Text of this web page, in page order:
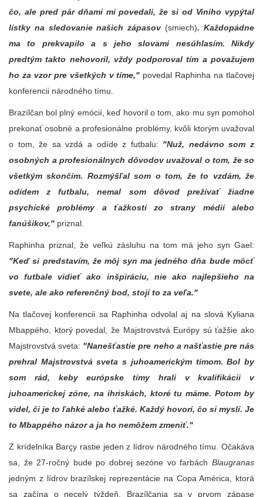
čo, ale pred pár dňami mi povedali, že si od Viniho vypýtal
lístky na sledovanie našich zápasov(smiech). Každopádne
ma to prekvapilo a s jeho slovami nesúhlasím. Nikdy
predtým takto nehovoril, vždy podporoval tím a považujem
ho za vzor pre všetkých v tíme," povedal Raphinha na tlačovej
konferencii národného tímu.
Brazílčan bol plný emócií, keď hovoril o tom, ako mu syn pomohol
prekonať osobné a profesionálne problémy, kvôli ktorým uvažoval
o tom, že sa vzdá a odíde z futbalu: "Nuž, nedávno som z
osobných a profesionálnych dôvodov uvažoval o tom, že so
všetkým skončím. Rozmýšľal som o tom, že to vzdám, že
odídem z futbalu, nemal som dôvod prežívať žiadne
psychické problémy a ťažkosti zo strany médií alebo
fanúšikov," priznal.
Raphinha priznal, že veľkú zásluhu na tom má jeho syn Gael:
"Keď si predstavím, že môj syn ma jedného dňa bude môcť
vo futbale vidieť ako inšpiráciu, nie ako najlepšieho na
svete, ale ako referenčný bod, stojí to za veľa."
Na tlačovej konferencii sa Raphinha odvolal aj na slová Kyliana
Mbappého, ktorý povedal, že Majstrovstvá Európy sú ťažšie ako
Majstrovstvá sveta: "Nanešťastie pre neho a našťastie pre nás
prehral Majstrovstvá sveta s juhoamerickým tímom. Bol by
som rád, keby európske tímy hrali v kvalifikácii v
juhoamerickej zóne, na ihriskách, ktoré tu máme. Potom by
videl, či je to ľahké alebo ťažké. Každý hovorí, čo si myslí. Je
to Mbappého názor a ja ho nemôžem zmeniť."
Z krídelníka Barçy rastie jeden z lídrov národného tímu. Očakáva
sa, že 27-ročný bude po dobrej sezóne vo farbách Blaugranas
jedným z lídrov brazílskej reprezentácie na Copa América, ktorá
sa začína o necelý týždeň. Brazílčania sa v prvom zápase